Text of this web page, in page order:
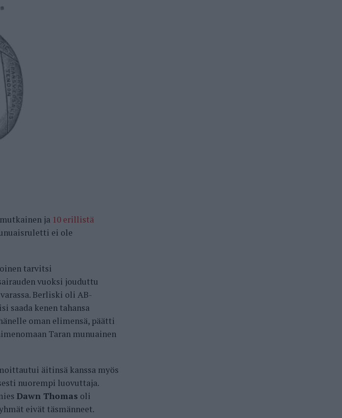
ja 10 erillistä
ei ole
tarvitsi
vuoksi jouduttu
Berliski oli AB-
saada kenen tahansa
oman elimensä, päätti
Taran munuainen
äitinsä kanssa myös
nuorempi luovuttaja.
Dawn Thomas oli
eivät täsmänneet.